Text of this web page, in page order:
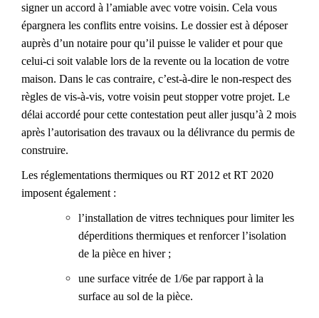
signer un accord à l’amiable avec votre voisin. Cela vous
épargnera les conflits entre voisins. Le dossier est à déposer
auprès d’un notaire pour qu’il puisse le valideret pour que
celui-ci soit valable lors de la revente ou la location de votre
maison. Dans le cas contraire, c’est-à-dire le non-respect des
règles de vis-à-vis, votre voisin peut stopper votre projet. Le
délai accordé pour cette contestation peut aller jusqu’à 2 mois
après l’autorisation des travaux ou la délivrance du permis de
construire.
Les réglementations thermiques ou RT 2012 et RT 2020
imposent également :
l’installation de vitres techniques pour limiter les
déperditions thermiques et renforcer l’isolation
de la pièce en hiver ;
une surface vitrée de 1/6e par rapport à la
surface au sol de la pièce.